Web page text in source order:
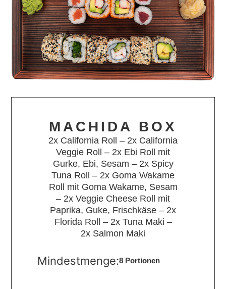
MACHIDA BOX
2x California Roll – 2x California
Veggie Roll – 2x Ebi Roll mit
Gurke, Ebi, Sesam – 2x Spicy
Tuna Roll – 2x Goma Wakame
Roll mit Goma Wakame, Sesam
– 2x Veggie Cheese Roll mit
Paprika, Guke, Frischkäse – 2x
Florida Roll – 2x Tuna Maki –
2x Salmon Maki
Mindestmenge:8 Portionen